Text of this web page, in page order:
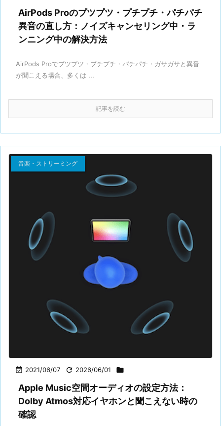
AirPods Proのプツプツ・プチプチ・パチパチ
異音の直し方：ノイズキャンセリング中・ラ
ンニング中の解決方法
AirPods Proでプツプツ・プチプチ・パチパチ・ガサガサと異音
が聞こえる場合、多くは ...
記事を読む
 2021/06/07  2026/06/01 
音楽・ストリーミング
Apple Music空間オーディオの設定方法：
Dolby Atmos対応イヤホンと聞こえない時の
確認